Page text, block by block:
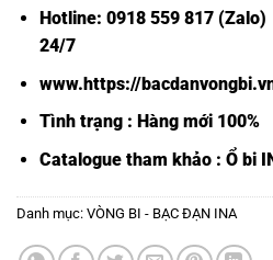
Hotline: 0918 559 817
24/7
www.https://
Tình trạng : Hàng mới 100%
Catalogue tham khảo : Ổ bi
Danh mục: VÒNG BI - BẠC ĐẠN INA